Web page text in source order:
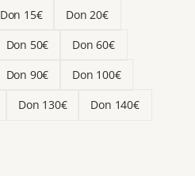
Don 15€
Don 20€
Don 50€
Don 60€
Don 90€
Don 100€
Don 130€
Don 140€